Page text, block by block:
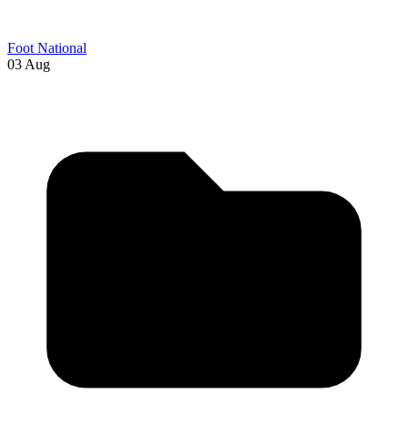
Foot National
03 Aug